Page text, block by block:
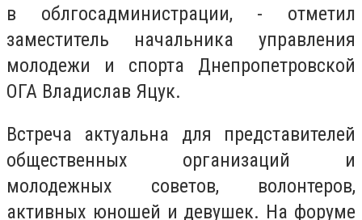
в облгосадминистрации, - отметил
заместитель начальника управления
молодежи и спорта Днепропетровской
ОГА Владислав Яцук.
Встреча актуальна для представителей
общественных организаций и
молодежных советов, волонтеров,
активных юношей и девушек. На форуме